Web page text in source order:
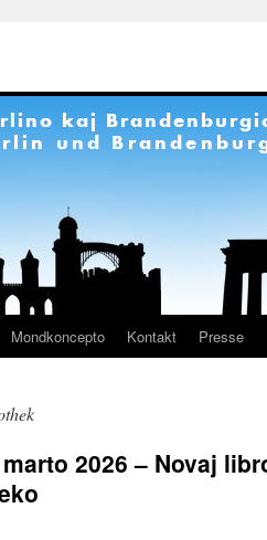
Mondkoncepto Kontakt Presse
2026 – Novaj